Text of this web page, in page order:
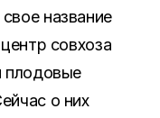
название
совхоза
плодовые
о них